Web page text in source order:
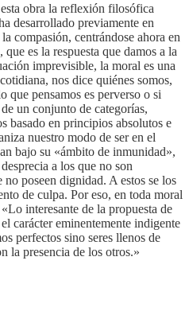
obra la reflexión filosófica
desarrollado previamente en
compasión, centrándose ahora en
es la respuesta que damos a la
imprevisible, la moral es una
nos dice quiénes somos,
que pensamos es perverso o si
un conjunto de categorías,
basado en principios absolutos e
nuestro modo de ser en el
bajo su «ámbito de inmunidad»,
a los que no son
no poseen dignidad. A estos se los
de culpa. Por eso, en toda moral
interesante de la propuesta de
carácter eminentemente indigente
perfectos sino seres llenos de
la presencia de los otros.»